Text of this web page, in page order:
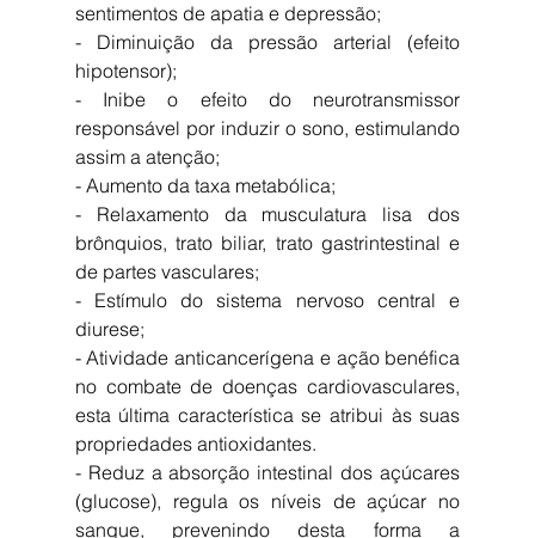
sentimentos de apatia e depressão;
- Diminuição da pressão arterial (efeito
hipotensor);
- Inibe o efeito do neurotransmissor
responsável por induzir o sono, estimulando
assim a atenção;
- Aumento da taxa metabólica;
- Relaxamento da musculatura lisa dos
brônquios, trato biliar, trato gastrintestinal e
de partes vasculares;
- Estímulo do sistema nervoso central e
diurese;
- Atividade anticancerígena e ação benéfica
no combate de doenças cardiovasculares,
esta última característica se atribui às suas
propriedades antioxidantes.
- Reduz a absorção intestinal dos açúcares
(glucose), regula os níveis de açúcar no
sangue, prevenindo desta forma a